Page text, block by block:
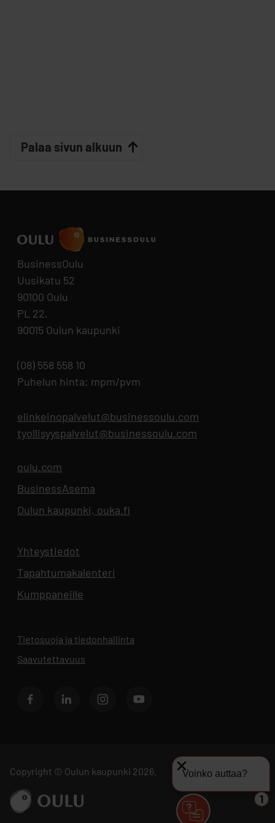
Palaa sivun alkuun
BusinessOulu
Uusikatu 52
90100 Oulu
PL 22,
90015 Oulun kaupunki
(08) 558 558 10
Puhelun hinta: mpm/pvm
elinkeinopalvelut@businessoulu.com
tyollisyyspalvelut@businessoulu.com
oulu.com
BusinessAsema
Oulun kaupunki, ouka.fi
Yhteystiedot
Tapahtumakalenteri
Kumppaneille
Tietosuoja ja tiedonhallinta
Saavutettavuus
FacebookLinkedIn InstagramYoutube
Copyright © Oulun kaupunki 2026.
Siirry sivustolle ouka.fi
Voinko auttaa?
1